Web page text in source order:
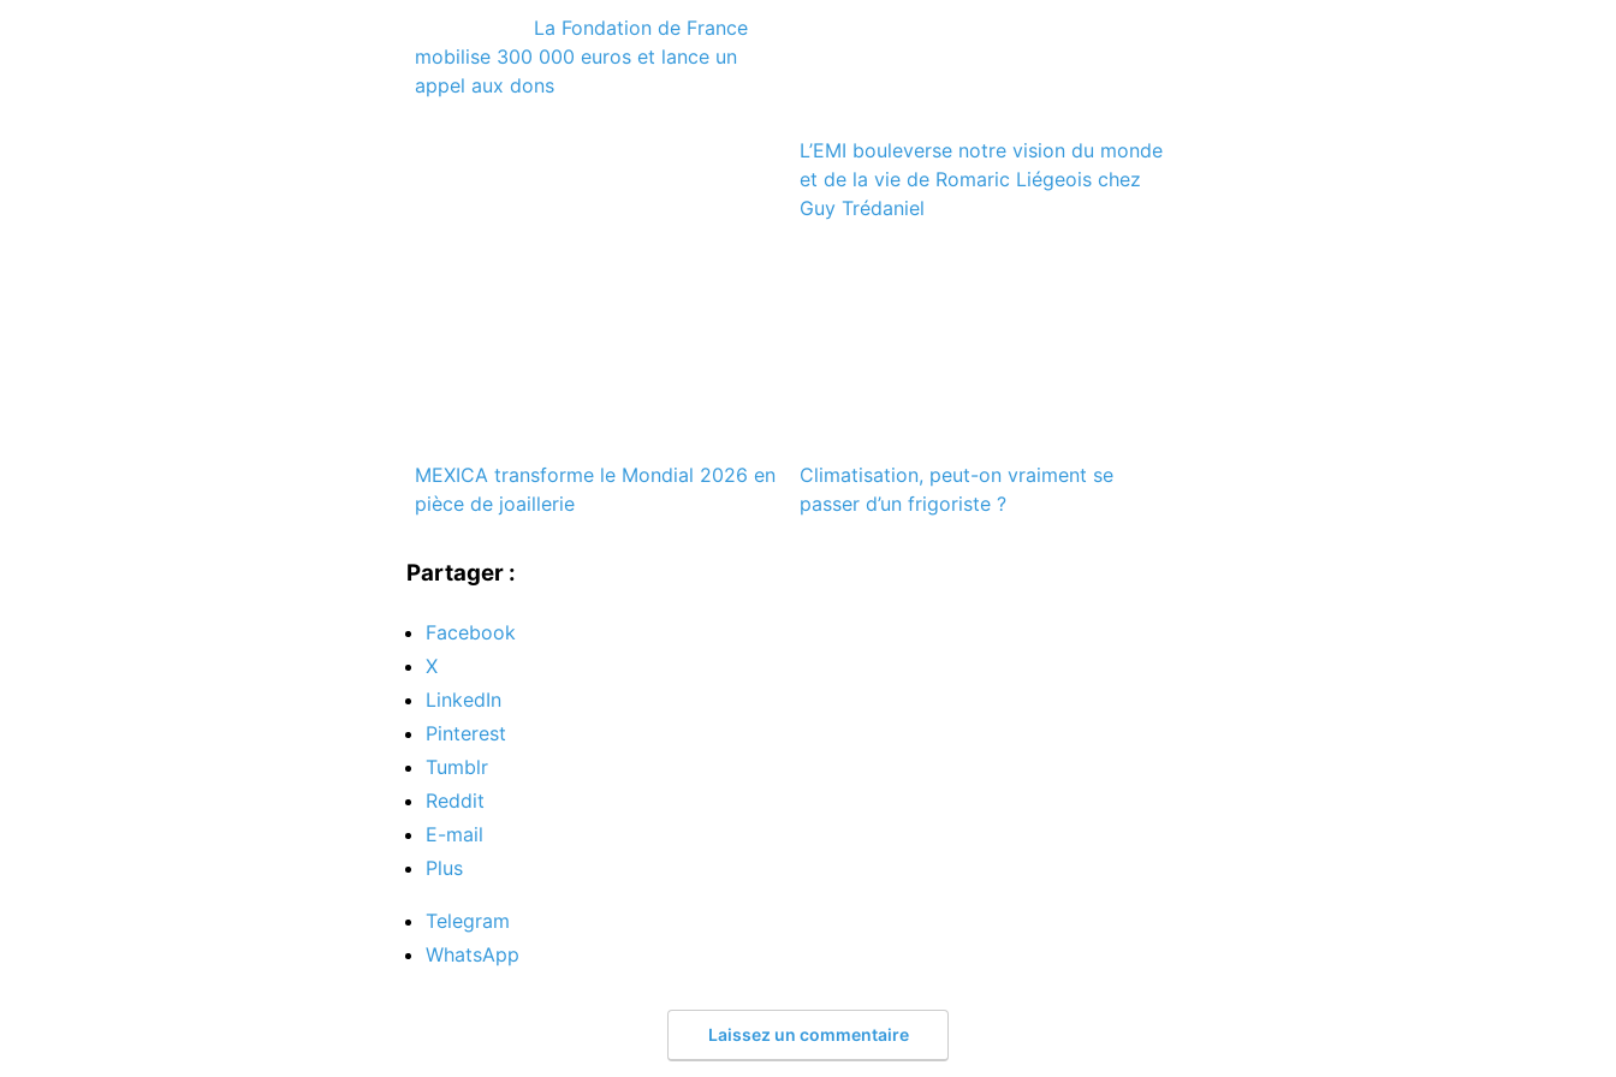
La Fondation de France
mobilise 300 000 euros et lance un
appel aux dons
L’EMI bouleverse notre vision du monde
et de la vie de Romaric Liégeois chez
Guy Trédaniel
MEXICA transforme le Mondial 2026 en
pièce de joaillerie
Climatisation, peut-on vraiment se
passer d’un frigoriste ?
Partager :
Facebook
X
LinkedIn
Pinterest
Tumblr
Reddit
E-mail
Plus
Telegram
WhatsApp
Laissez un commentaire